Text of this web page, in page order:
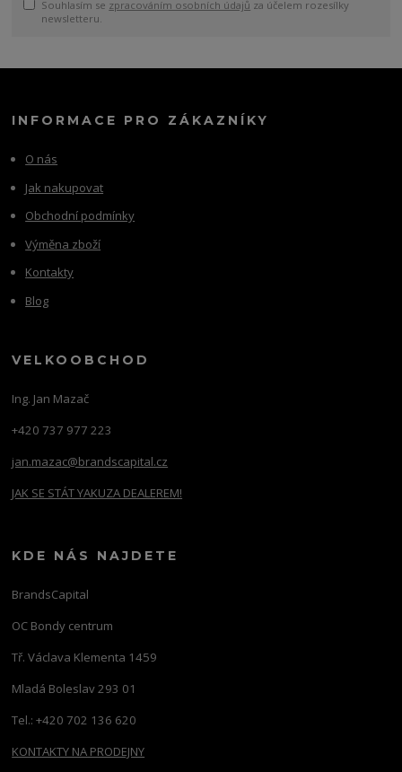
Souhlasím se zpracováním osobních údajů za účelem rozesílky
newsletteru.
INFORMACE PRO ZÁKAZNÍKY
O nás
Jak nakupovat
Obchodní podmínky
Výměna zboží
Kontakty
Blog
VELKOOBCHOD
Ing. Jan Mazač
+420 737 977 223
jan.mazac@brandscapital.cz
JAK SE STÁT YAKUZA DEALEREM!
KDE NÁS NAJDETE
BrandsCapital
OC Bondy centrum
Tř. Václava Klementa 1459
Mladá Boleslav 293 01
Tel.: +420 702 136 620
KONTAKTY NA PRODEJNY